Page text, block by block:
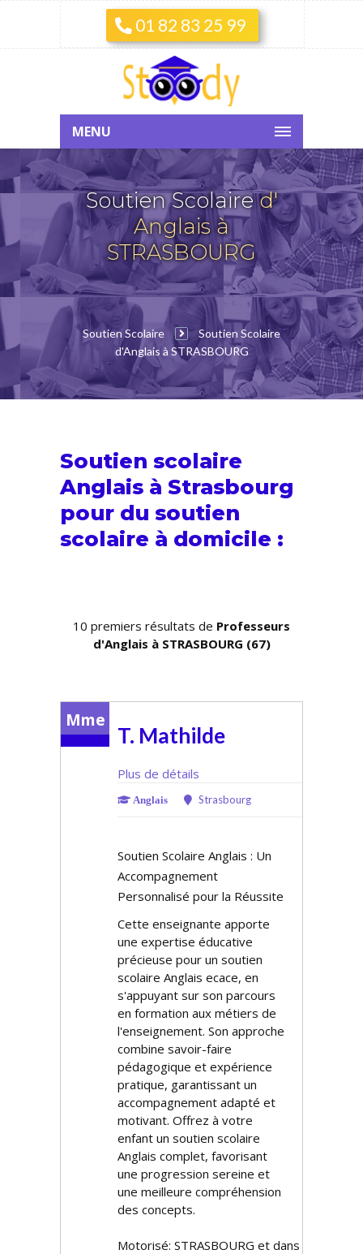
01 82 83 25 99
MENU
Soutien Scolaired'
Anglais à
STRASBOURG
Soutien Scolaire
Soutien Scolaire
d'Anglais à STRASBOURG
Soutien scolaire
Anglais à Strasbourg
pour du soutien
scolaire à domicile :
10 premiers résultats de Professeurs
d'Anglais à STRASBOURG (67)
Mme
T. Mathilde
Plus de détails
Anglais Strasbourg
Soutien Scolaire Anglais : Un
Accompagnement
Personnalisé pour la Réussite
Cette enseignante apporte
une expertise éducative
précieuse pour un soutien
scolaire Anglais efficace, en
s'appuyant sur son parcours
en formation aux métiers de
l'enseignement. Son approche
combine savoir-faire
pédagogique et expérience
pratique, garantissant un
accompagnement adapté et
motivant. Offrez à votre
enfant un soutien scolaire
Anglais complet, favorisant
une progression sereine et
une meilleure compréhension
des concepts.
Motorisé: STRASBOURG et dans